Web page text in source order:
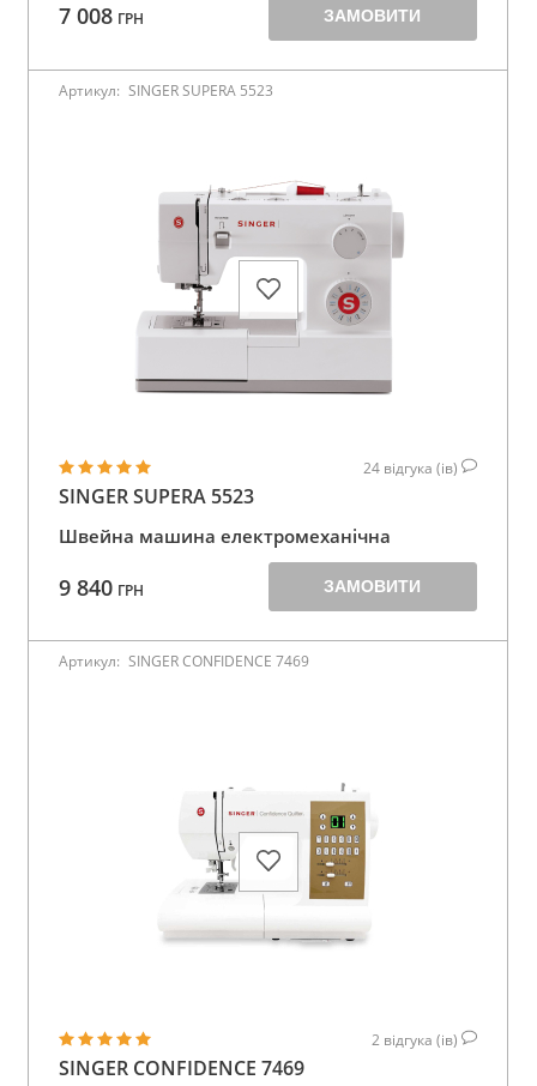
7 008 ГРН ЗАМОВИТИ
Артикул: SINGER SUPERA 5523
24 відгука (ів)
SINGER SUPERA 5523
Швейна машина електромеханічна
9 840 ГРН ЗАМОВИТИ
Артикул: SINGER CONFIDENCE 7469
2 відгука (ів)
SINGER CONFIDENCE 7469